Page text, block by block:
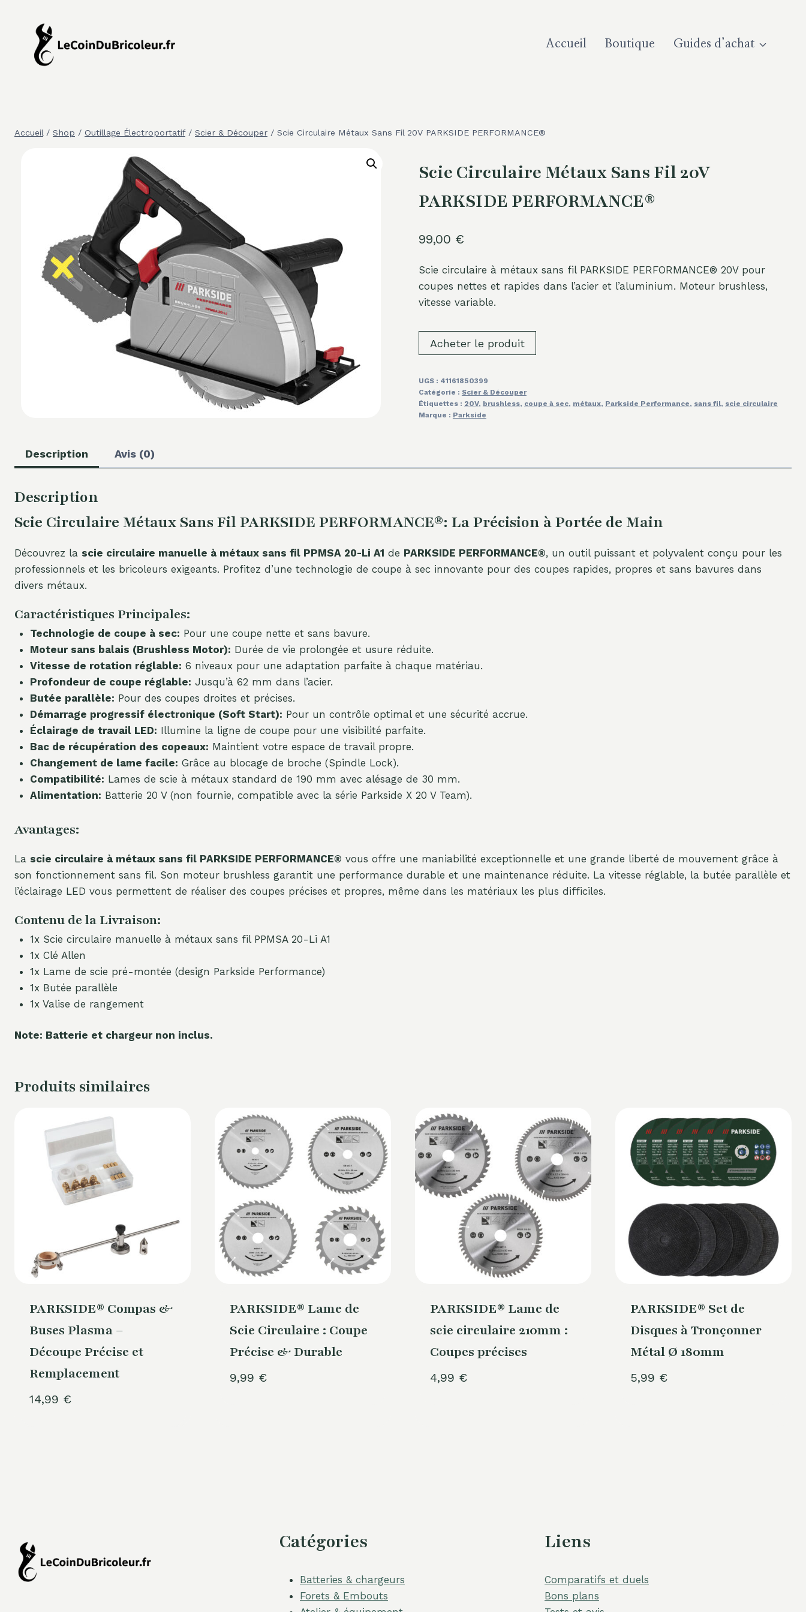
contenu
Accueil Boutique Guides d’achat
Accueil / Shop / Outillage Électroportatif / Scier & Découper / Scie Circulaire Métaux Sans Fil 20V PARKSIDE PERFORMANCE®
Scie Circulaire Métaux Sans Fil 20V
PARKSIDE PERFORMANCE®
99,00 €
Scie circulaire à métaux sans fil PARKSIDE PERFORMANCE® 20V pour
coupes nettes et rapides dans l’acier et l’aluminium. Moteur brushless,
vitesse variable.
Acheter le produit
UGS : 41161850399
Catégorie : Scier & Découper
Étiquettes : 20V, brushless, coupe à sec, métaux, Parkside Performance, sans fil, scie circulaire
Marque : Parkside
Description Avis (0)
Description
Scie Circulaire Métaux Sans Fil PARKSIDE PERFORMANCE®: La Précision à Portée de Main
Découvrez la scie circulaire manuelle à métaux sans fil PPMSA 20-Li A1 de PARKSIDE PERFORMANCE®, un outil puissant et polyvalent conçu pour les
professionnels et les bricoleurs exigeants. Profitez d’une technologie de coupe à sec innovante pour des coupes rapides, propres et sans bavures dans
divers métaux.
Caractéristiques Principales:
Technologie de coupe à sec: Pour une coupe nette et sans bavure.
Moteur sans balais (Brushless Motor): Durée de vie prolongée et usure réduite.
Vitesse de rotation réglable: 6 niveaux pour une adaptation parfaite à chaque matériau.
Profondeur de coupe réglable: Jusqu’à 62 mm dans l’acier.
Butée parallèle: Pour des coupes droites et précises.
Démarrage progressif électronique (Soft Start): Pour un contrôle optimal et une sécurité accrue.
Éclairage de travail LED: Illumine la ligne de coupe pour une visibilité parfaite.
Bac de récupération des copeaux: Maintient votre espace de travail propre.
Changement de lame facile: Grâce au blocage de broche (Spindle Lock).
Compatibilité: Lames de scie à métaux standard de 190 mm avec alésage de 30 mm.
Alimentation: Batterie 20 V (non fournie, compatible avec la série Parkside X 20 V Team).
Avantages:
La scie circulaire à métaux sans fil PARKSIDE PERFORMANCE® vous offre une maniabilité exceptionnelle et une grande liberté de mouvement grâce à
son fonctionnement sans fil. Son moteur brushless garantit une performance durable et une maintenance réduite. La vitesse réglable, la butée parallèle et
l’éclairage LED vous permettent de réaliser des coupes précises et propres, même dans les matériaux les plus difficiles.
Contenu de la Livraison:
1x Scie circulaire manuelle à métaux sans fil PPMSA 20-Li A1
1x Clé Allen
1x Lame de scie pré-montée (design Parkside Performance)
1x Butée parallèle
1x Valise de rangement
Note: Batterie et chargeur non inclus.
Produits similaires
PARKSIDE® Compas &
Buses Plasma –
Découpe Précise et
Remplacement
14,99 €
PARKSIDE® Lame de
Scie Circulaire : Coupe
Précise & Durable
9,99 €
PARKSIDE® Lame de
scie circulaire 210mm :
Coupes précises
4,99 €
PARKSIDE® Set de
Disques à Tronçonner
Métal Ø 180mm
5,99 €
Catégories
Batteries & chargeurs
Forets & Embouts
Liens
Comparatifs et duels
Bons plans